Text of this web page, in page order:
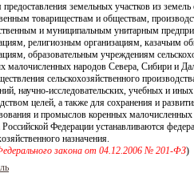
земельных участков из земель
товариществам и обществам,
и муниципальным унитарным
религиозным организациям, казачьим
образовательным учреждениям
малочисленных народов Севера, Сибири и
сельскохозяйственного
научно-исследовательских, учебных и
целей, а также для сохранения и
и промыслов коренных
Российской Федерации устанавливаются
назначения.
закона от 04.12.2006 № 201-ФЗ)